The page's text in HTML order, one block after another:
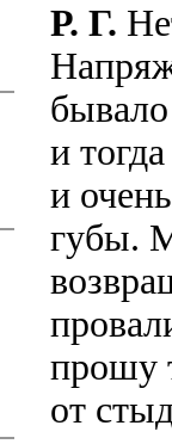
Р. Г.
и
и
губы.
прошу
от